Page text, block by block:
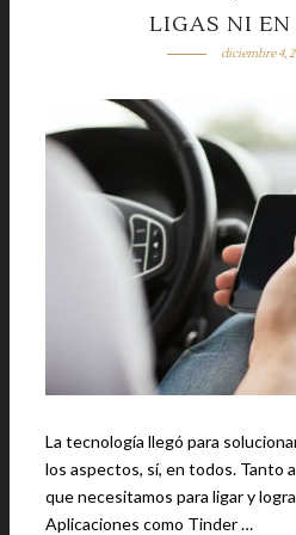
LIGAS NI EN
diciembre 4,
La tecnología llegó para
los aspectos, sí, en todos. Tanto
que necesitamos para ligar y
Aplicaciones como Tinder …